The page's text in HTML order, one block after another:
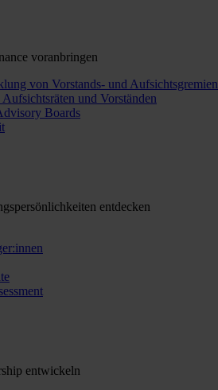
voranbringen
von Vorstands- und Aufsichtsgremien
und Vorständen
Boards
entdecken
entwickeln